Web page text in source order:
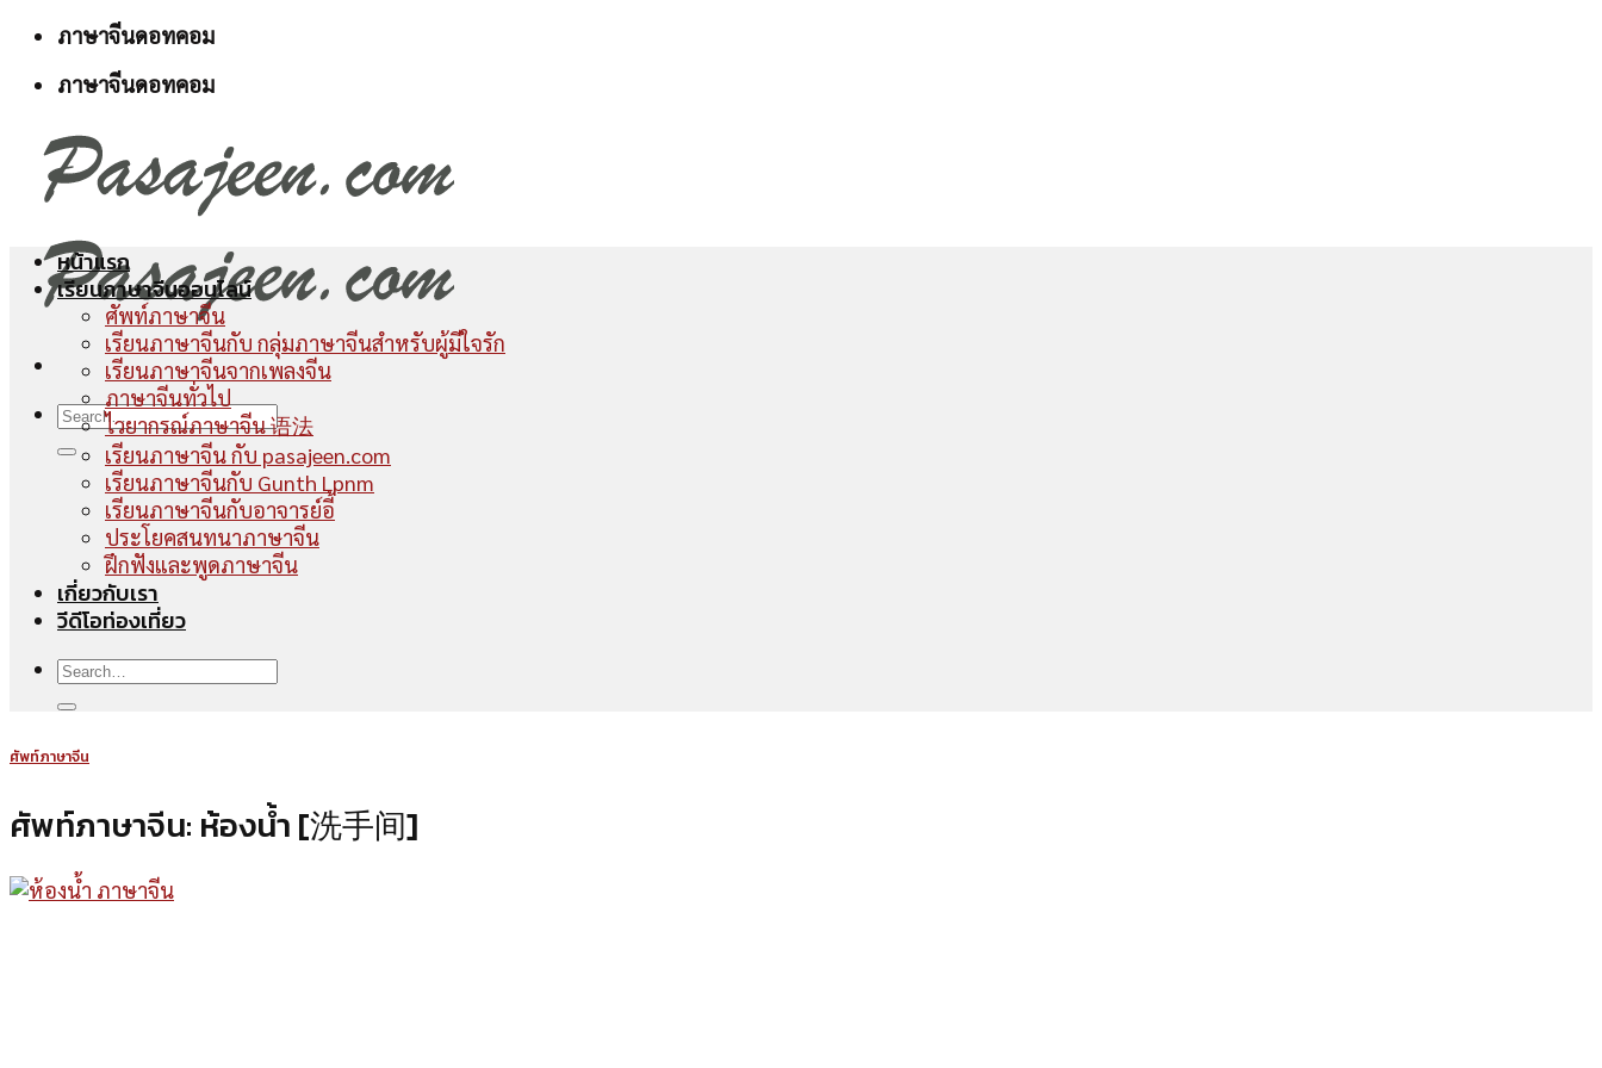
Skip
content
ภาษาจีนดอทคอม
ภาษาจีนดอทคอม
หน้าแรก
เรียนภาษาจีนออนไลน์
ศัพท์ภาษาจีน
เรียนภาษาจีนกับ กลุ่มภาษาจีนสำหรับผู้มีใจรัก
เรียนภาษาจีนจากเพลงจีน
ภาษาจีนทั่วไป
ไวยากรณ์ภาษาจีน 语法
เรียนภาษาจีน กับ pasajeen.com
เรียนภาษาจีนกับ Gunth Lpnm
เรียนภาษาจีนกับอาจารย์อี้
ประโยคสนทนาภาษาจีน
ฝึกฟังและพูดภาษาจีน
เกี่ยวกับเรา
วีดีโอท่องเที่ยว
ศัพท์ภาษาจีน
ศัพท์ภาษาจีน: ห้องน้ำ [洗手间]